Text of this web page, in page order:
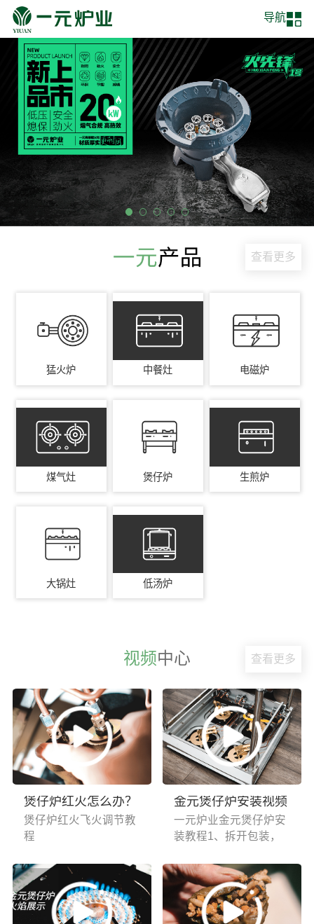
导航
查看更多
猛火炉 中餐灶 电磁炉
煤气灶 煲仔炉 生煎炉
大锅灶 低汤炉
视频中心 查看更多
煲仔炉红火怎么办？
煲仔炉红火飞火调节教
程
金元煲仔炉安装视频
一元炉业金元煲仔炉安
装教程1、拆开包装，
盘、层板、导轨和脚
管。2、将灶具倒放3、
先安装4根脚管4、用小
蝶形螺丝固定脚管5、